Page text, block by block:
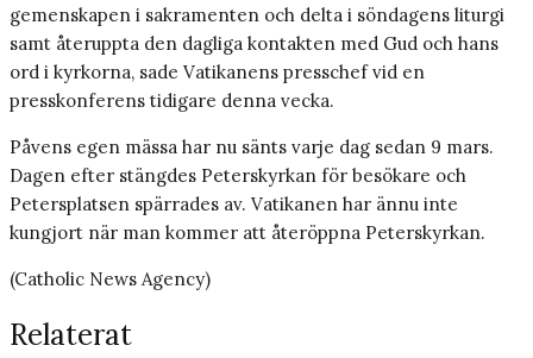
gemenskapen i sakramenten och delta i söndagens liturgi
samt återuppta den dagliga kontakten med Gud och hans
ord i kyrkorna, sade Vatikanens presschef vid en
presskonferens tidigare denna vecka.
Påvens egen mässa har nu sänts varje dag sedan 9 mars.
Dagen efter stängdes Peterskyrkan för besökare och
Petersplatsen spärrades av. Vatikanen har ännu inte
kungjort när man kommer att återöppna Peterskyrkan.
(Catholic News Agency)
Relaterat